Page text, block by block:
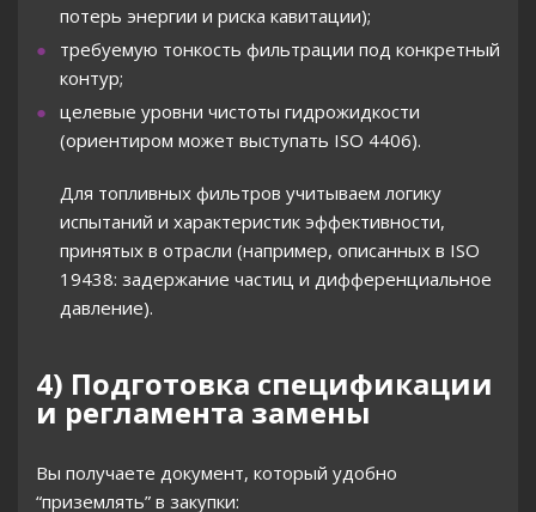
потерь энергии и риска кавитации);
требуемую тонкость фильтрации под конкретный
контур;
целевые уровни чистоты гидрожидкости
(ориентиром может выступать ISO 4406).
Для топливных фильтров учитываем логику
испытаний и характеристик эффективности,
принятых в отрасли (например, описанных в ISO
19438: задержание частиц и дифференциальное
давление).
4) Подготовка спецификации
и регламента замены
Вы получаете документ, который удобно
“приземлять” в закупки: